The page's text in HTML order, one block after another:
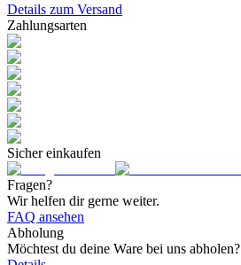
Details zum Versand
Zahlungsarten
Sicher einkaufen
Fragen?
Wir helfen dir gerne weiter.
FAQ ansehen
Abholung
Möchtest du deine Ware bei uns abholen?